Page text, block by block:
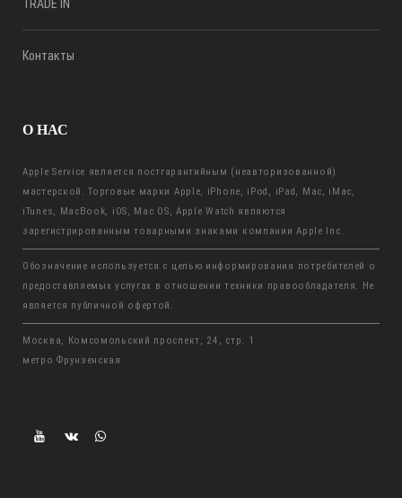
TRADE IN
Контакты
О НАС
Apple Service является постгарантийным (неавторизованной)
мастерской. Торговые марки Apple, iPhone, iPod, iPad, Mac, iMac,
iTunes, MacBook, iOS, Mac OS, Apple Watch являются
зарегистрированным товарными знаками компании Apple Inc.
Обозначение используется с целью информирования потребителей о
предоставляемых услугах в отношении техники правообладателя. Не
является публичной офертой.
Москва, Комсомольский проспект, 24, стр. 1
метро Фрунзенская